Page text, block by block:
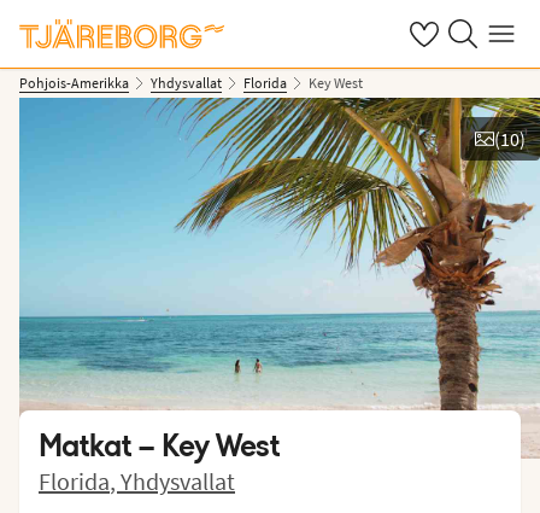
OmatHaku Valikko
Pohjois-Amerikka Yhdysvallat Florida Key West
(10)
Matkat – Key West
Florida, Yhdysvallat